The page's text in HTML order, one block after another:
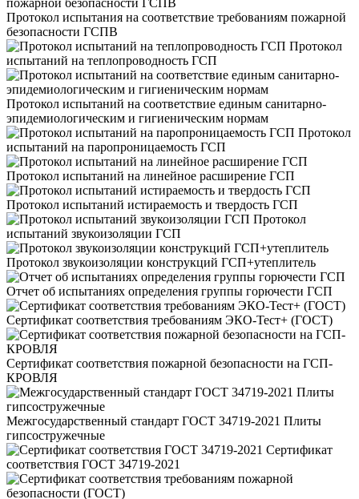
Протокол испытания на соответствие требованиям пожарной
безопасности ГСПВ
Протокол
испытаний на теплопроводность ГСП
Протокол испытаний на соответствие единым санитарно-
эпидемиологическим и гигиеническим нормам
Протокол
испытаний на паропроницаемость ГСП
Протокол испытаний на линейное расширение ГСП
Протокол испытаний истираемость и твердость ГСП
Протокол
испытаний звукоизоляции ГСП
Протокол звукоизоляции конструкций ГСП+утеплитель
Отчет об испытаниях определения группы горючести ГСП
Сертификат соответствия требованиям ЭКО-Тест+ (ГОСТ)
Сертификат соответствия пожарной безопасности на ГСП-
КРОВЛЯ
Межгосударственный стандарт ГОСТ 34719-2021 Плиты
гипсостружечные
Сертификат
соответствия ГОСТ 34719-2021